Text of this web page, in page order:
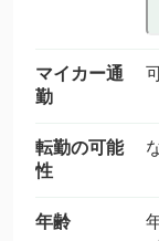
マイカー通
勤
転勤の可能
性
年齢